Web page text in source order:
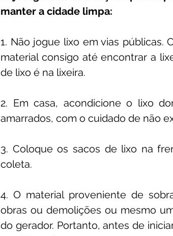
manter a cidade limpa:
1. Não jogue lixo em vias públicas.
material consigo até encontrar a
de lixo é na lixeira.
2. Em casa, acondicione o lixo
amarrados, com o cuidado de não
3. Coloque os sacos de lixo na
coleta.
4. O material proveniente de
obras ou demolições ou mesmo
do gerador. Portanto, antes de